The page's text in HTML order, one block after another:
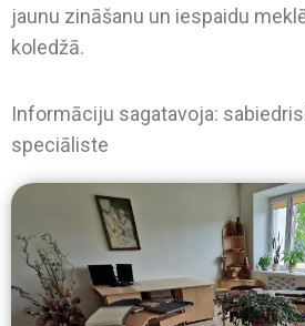
jaunu zināšanu un iespaidu
koledžā.
Informāciju sagatavoja:
speciāliste